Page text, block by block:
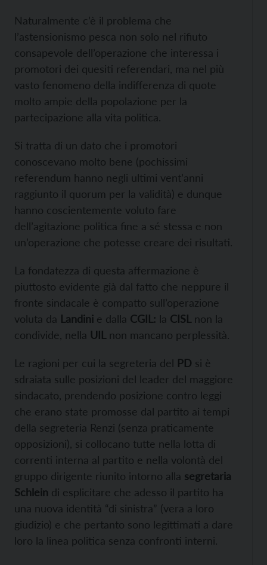
Naturalmente c’è il problema che
l’astensionismo pesca non solo nel rifiuto
consapevole dell’operazione che interessa i
promotori dei quesiti referendari, ma nel più
vasto fenomeno della indifferenza di quote
molto ampie della popolazione per la
partecipazione alla vita politica.
Si tratta di un dato che i promotori
conoscevano molto bene (pochissimi
referendum hanno negli ultimi vent’anni
raggiunto il quorum per la validità) e dunque
hanno coscientemente voluto fare
dell’agitazione politica fine a sé stessa e non
un’operazione che potesse creare dei risultati.
La fondatezza di questa affermazione è
piuttosto evidente già dal fatto che neppure il
fronte sindacale è compatto sull’operazione
voluta da Landini e dalla CGIL: la CISL non la
condivide, nella UIL non mancano perplessità.
Le ragioni per cui la segreteria del PD si è
sdraiata sulle posizioni del leader del maggiore
sindacato, prendendo posizione contro leggi
che erano state promosse dal partito ai tempi
della segreteria Renzi (senza praticamente
opposizioni), si collocano tutte nella lotta di
correnti interna al partito e nella volontà del
gruppo dirigente riunito intorno alla segretaria
Schlein di esplicitare che adesso il partito ha
una nuova identità “di sinistra” (vera a loro
giudizio) e che pertanto sono legittimati a dare
loro la linea politica senza confronti interni.